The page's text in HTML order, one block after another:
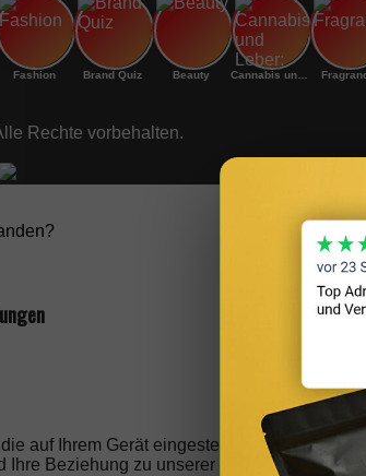
Fashion Brand Quiz Beauty
Rechte vorbehalten.
auf Ihrem Gerät eingestellt werden. Wir
Ihre Beziehung zu unserer Website anpassen.